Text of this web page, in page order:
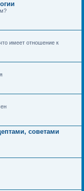
имеет отношение к
советами